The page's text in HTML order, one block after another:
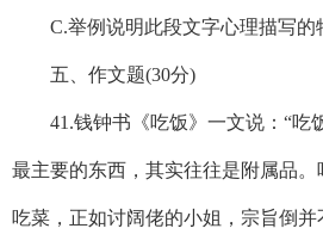
C.举例说明此段文字心理描写的
五、作文题(30分)
41.钱钟书《吃饭》一文说：“吃
最主要的东西，其实往往是附属品
吃菜，正如讨阔佬的小姐，宗旨倒